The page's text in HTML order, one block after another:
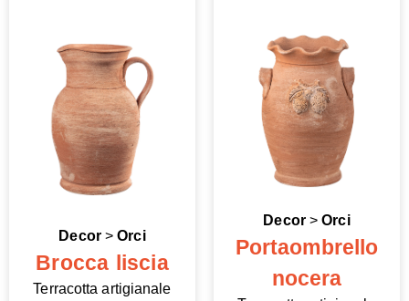
Decor>Orci
Brocca liscia
Terracotta artigianale
Decor>Orci
Portaombrello
nocera